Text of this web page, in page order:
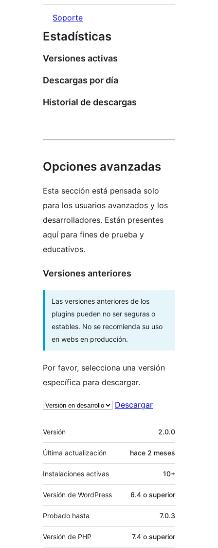
Soporte
Estadísticas
Versiones activas
Descargas por día
Historial de descargas
Opciones avanzadas
Esta sección está pensada solo
para los usuarios avanzados y los
desarrolladores. Están presentes
aquí para fines de prueba y
educativos.
Versiones anteriores
Las versiones anteriores de los
plugins pueden no ser seguras o
estables. No se recomienda su uso
en webs en producción.
Por favor, selecciona una versión
específica para descargar.
Descargar
Meta
Versión 2.0.0
Última actualización hace 2 meses
Instalaciones activas 10+
Versión de WordPress 6.4 o superior
Probado hasta 7.0.3
Versión de PHP 7.4 o superior